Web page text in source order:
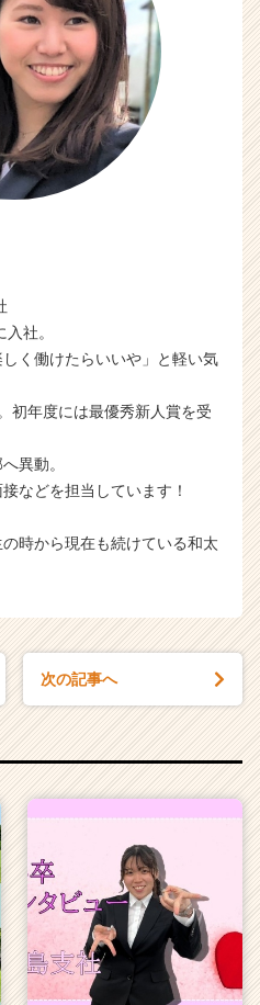
社。
く働けたらいいや」と軽い気
初年度には最優秀新人賞を受
異動。
などを担当しています！
時から現在も続けている和太
次の記事へ